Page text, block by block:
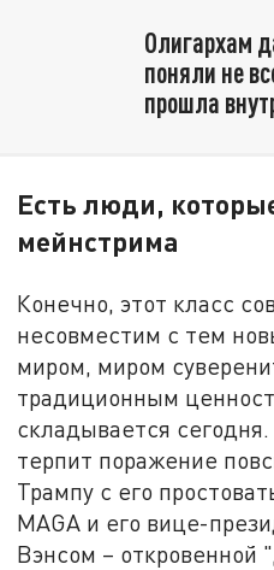
Олигархам
поняли не
прошла
Есть люди,
мейнстрима
Конечно, этот класс
несовместим с тем
миром, миром
традиционным
складывается
терпит поражение
Трампу с его
MAGA и его вице-
Вэнсом – откровенной